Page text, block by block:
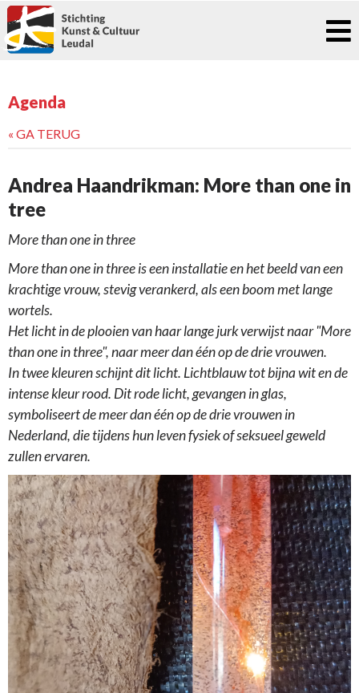
Agenda
« GA TERUG
Andrea Haandrikman: More than one in
tree
More than one in three
More than one in three is een installatie en het beeld van een
krachtige vrouw, stevig verankerd, als een boom met lange
wortels.
Het licht in de plooien van haar lange jurk verwijst naar "More
than one in three", naar meer dan één op de drie vrouwen.
In twee kleuren schijnt dit licht. Lichtblauw tot bijna wit en de
intense kleur rood. Dit rode licht, gevangen in glas,
symboliseert de meer dan één op de drie vrouwen in
Nederland, die tijdens hun leven fysiek of seksueel geweld
zullen ervaren.